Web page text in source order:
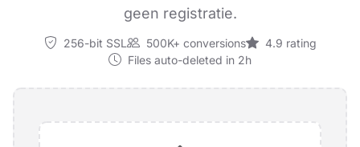
geen registratie.
256-bit SSL 500K+ conversions
4.9 rating
Files auto-deleted in 2h